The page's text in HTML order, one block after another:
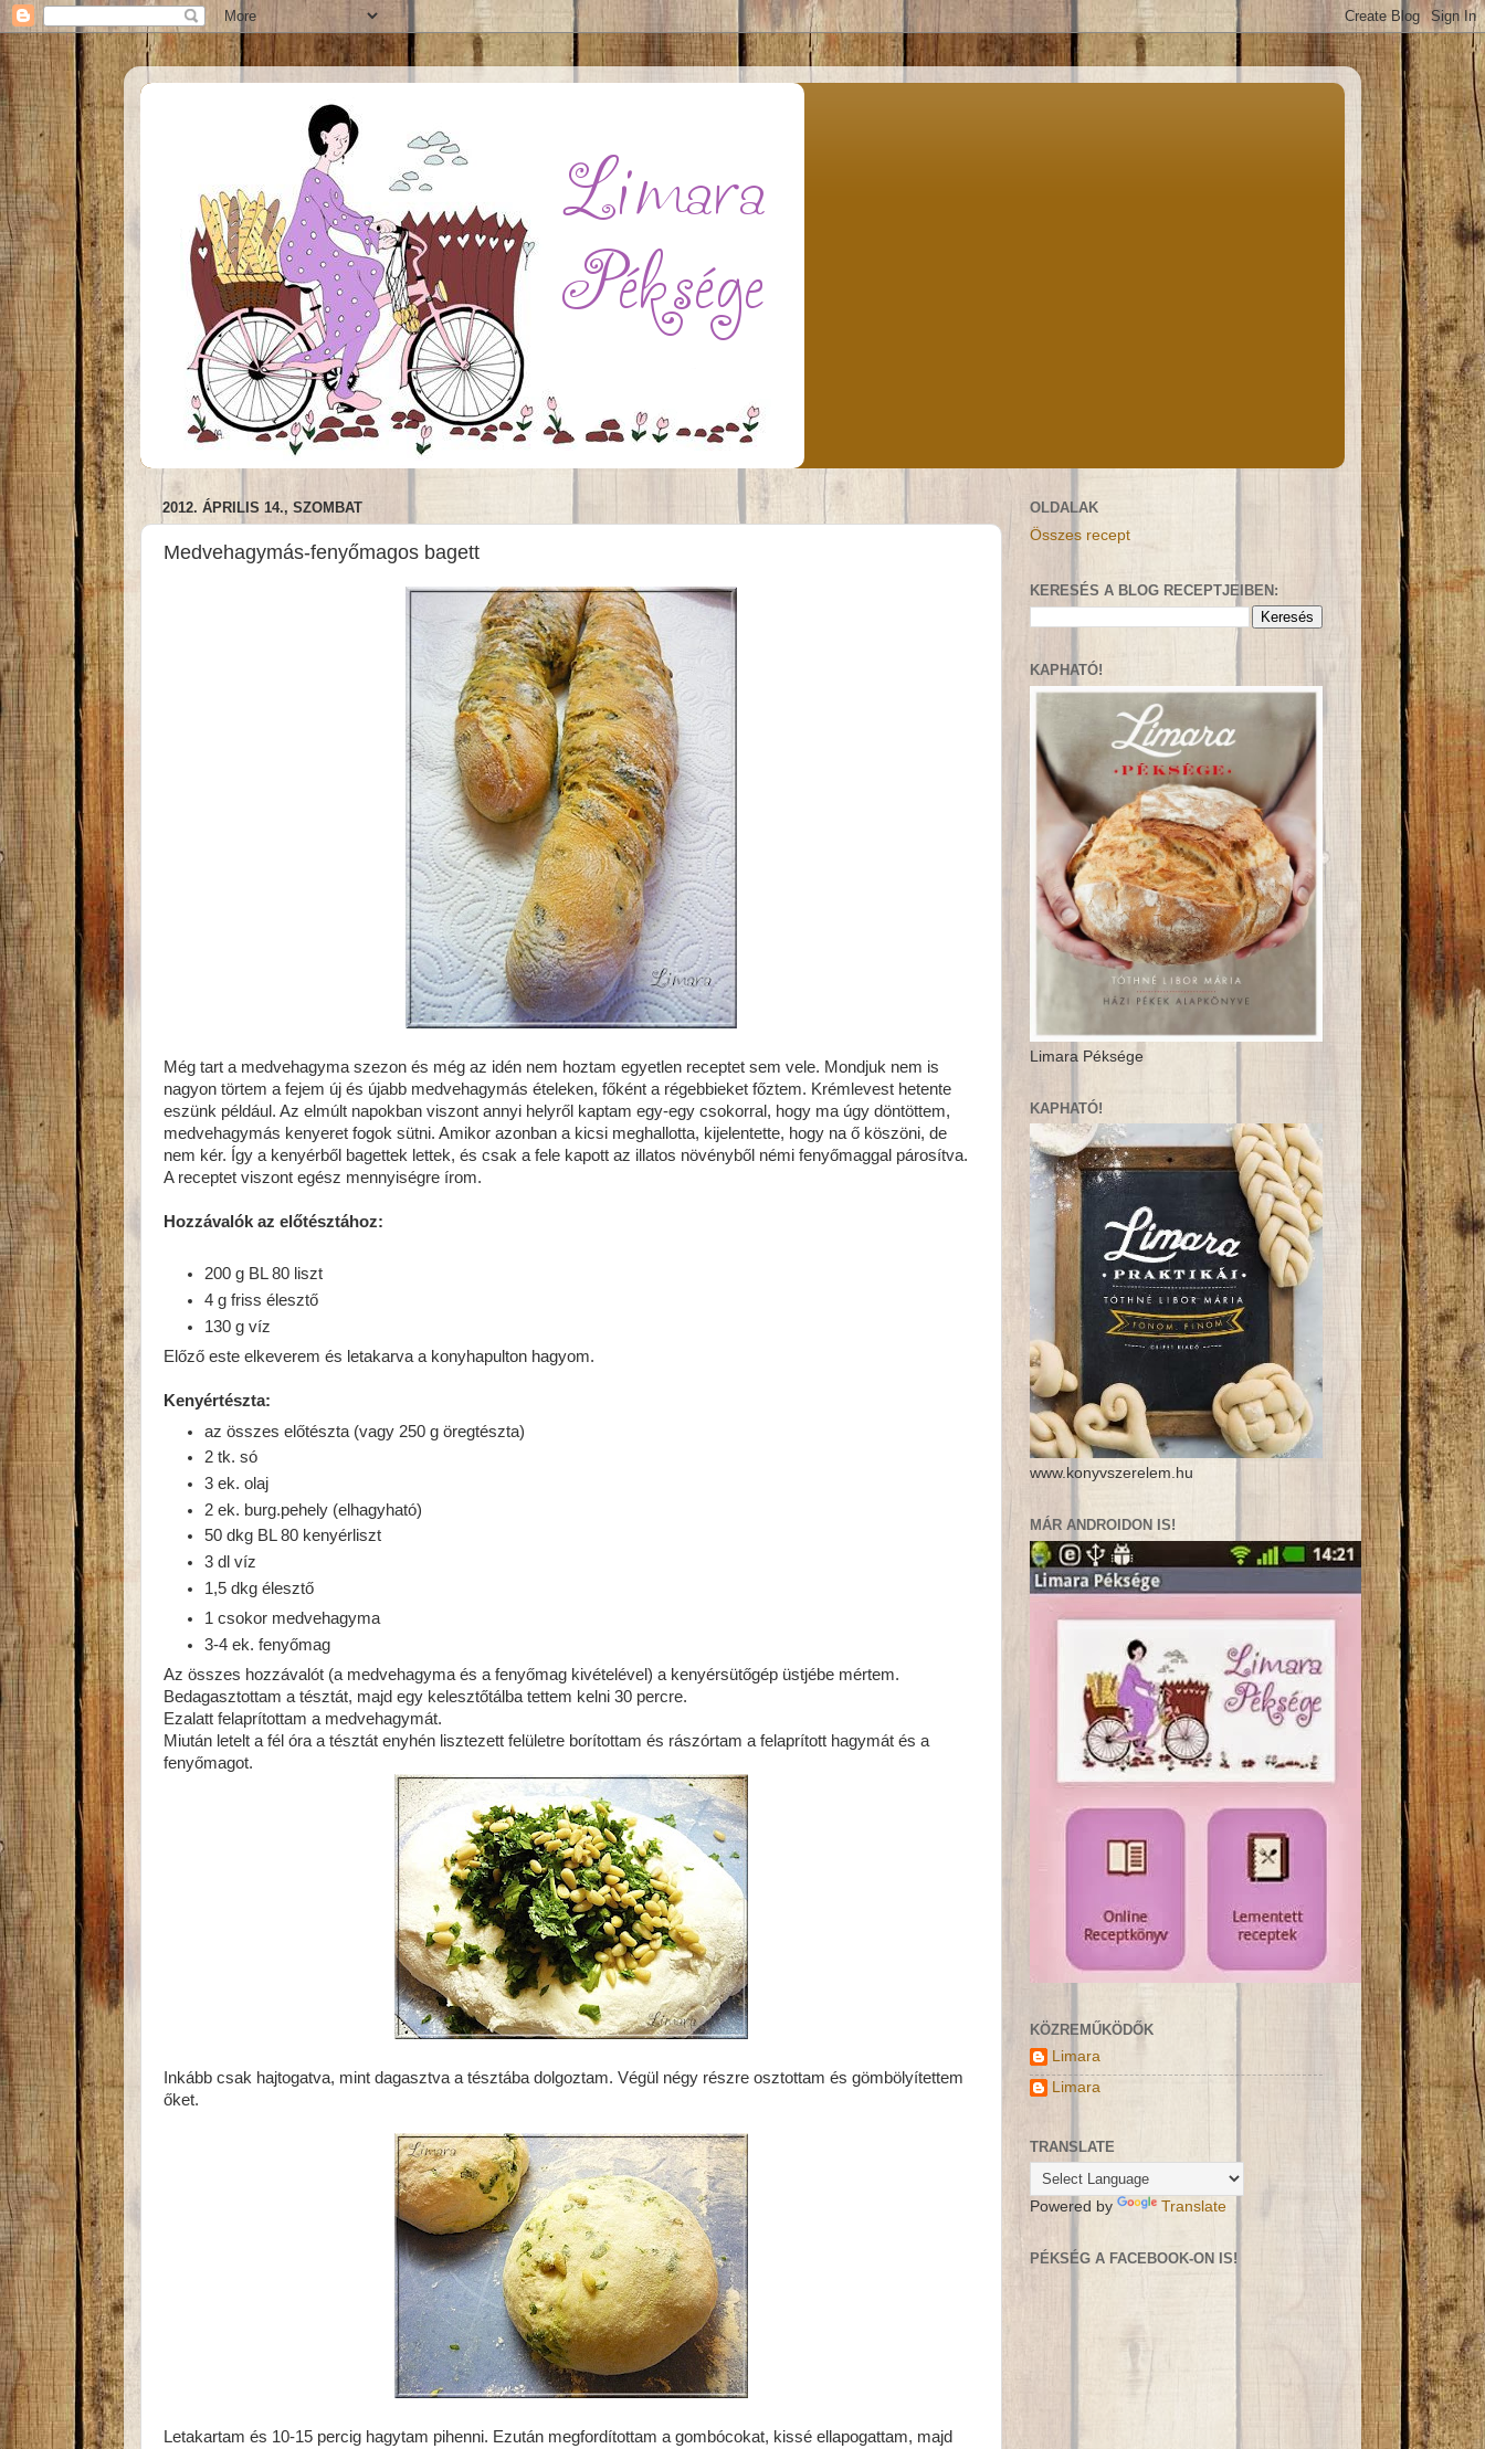
2012. ÁPRILIS 14., SZOMBAT
Medvehagymás-fenyőmagos bagett
Még tart a medvehagyma szezon és még az idén nem hoztam egyetlen receptet sem vele. Mondjuk nem is
nagyon törtem a fejem új és újabb medvehagymás ételeken, főként a régebbieket főztem. Krémlevest hetente
eszünk például. Az elmúlt napokban viszont annyi helyről kaptam egy-egy csokorral, hogy ma úgy döntöttem,
medvehagymás kenyeret fogok sütni. Amikor azonban a kicsi meghallotta, kijelentette, hogy na ő köszöni, de
nem kér. Így a kenyérből bagettek lettek, és csak a fele kapott az illatos növényből némi fenyőmaggal párosítva.
A receptet viszont egész mennyiségre írom.
Hozzávalók az előtésztához:
200 g BL 80 liszt
4 g friss élesztő
130 g víz
Előző este elkeverem és letakarva a konyhapulton hagyom.
Kenyértészta:
az összes előtészta (vagy 250 g öregtészta)
2 tk. só
3 ek. olaj
2 ek. burg.pehely (elhagyható)
50 dkg BL 80 kenyérliszt
3 dl víz
1,5 dkg élesztő
1 csokor medvehagyma
3-4 ek. fenyőmag
Az összes hozzávalót (a medvehagyma és a fenyőmag kivételével) a kenyérsütőgép üstjébe mértem.
Bedagasztottam a tésztát, majd egy kelesztőtálba tettem kelni 30 percre.
Ezalatt felaprítottam a medvehagymát.
Miután letelt a fél óra a tésztát enyhén lisztezett felületre borítottam és rászórtam a felaprított hagymát és a
fenyőmagot.
Inkább csak hajtogatva, mint dagasztva a tésztába dolgoztam. Végül négy részre osztottam és gömbölyítettem
őket.
Letakartam és 10-15 percig hagytam pihenni. Ezután megfordítottam a gombócokat, kissé ellapogattam, majd
OLDALAK
Összes recept
KERESÉS A BLOG RECEPTJEIBEN:
KAPHATÓ!
Limara Péksége
KAPHATÓ!
www.konyvszerelem.hu
MÁR ANDROIDON IS!
KÖZREMŰKÖDŐK
Limara
Limara
TRANSLATE
Powered by Translate
PÉKSÉG A FACEBOOK-ON IS!